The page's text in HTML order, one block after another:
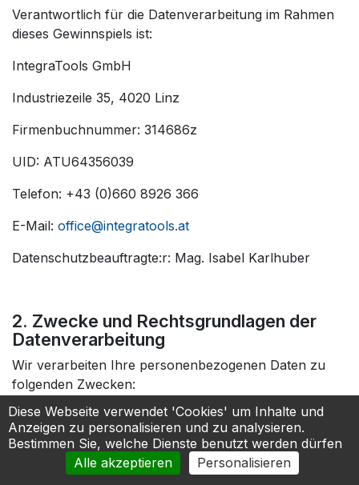
Verantwortlich für die Datenverarbeitung im Rahmen
dieses Gewinnspiels ist:
IntegraTools GmbH
Industriezeile 35, 4020 Linz
Firmenbuchnummer: 314686z
UID: ATU64356039
Telefon: +43 (0)660 8926 366
E-Mail: office@integratools.at
Datenschutzbeauftragte:r: Mag. Isabel Karlhuber
2. Zwecke und Rechtsgrundlagen der
Datenverarbeitung
Wir verarbeiten Ihre personenbezogenen Daten zu
folgenden Zwecken:
a) Durchführung des Gewinnspiels
Erfassung Ihrer Teilnahme
Auslosung der Gewinner:innen
Diese Webseite verwendet 'Cookies' um Inhalte und
Anzeigen zu personalisieren und zu analysieren.
Bestimmen Sie, welche Dienste benutzt werden dürfen
Alle akzeptieren
Personalisieren